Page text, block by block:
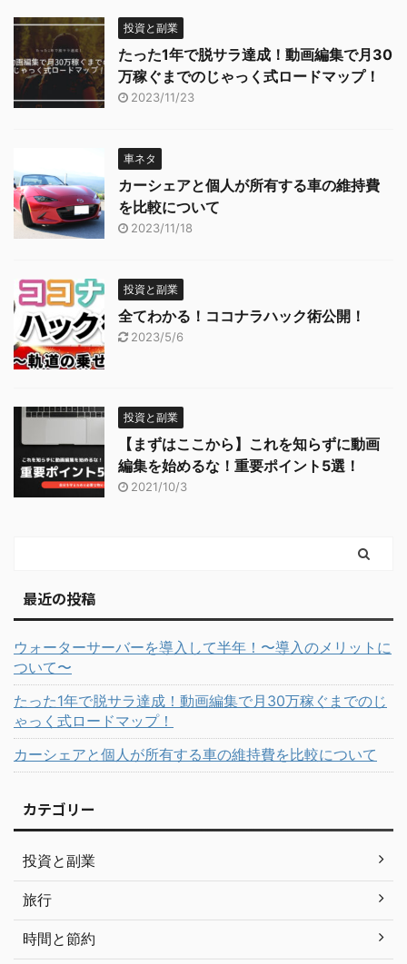
投資と副業
たった1年で脱サラ達成！動画編集で月30
万稼ぐまでのじゃっく式ロードマップ！
2023/11/23
車ネタ
カーシェアと個人が所有する車の維持費
を比較について
2023/11/18
投資と副業
全てわかる！ココナラハック術公開！
2023/5/6
投資と副業
【まずはここから】これを知らずに動画
編集を始めるな！重要ポイント5選！
2021/10/3
最近の投稿
ウォーターサーバーを導入して半年！〜導入のメリットに
ついて〜
たった1年で脱サラ達成！動画編集で月30万稼ぐまでのじ
ゃっく式ロードマップ！
カーシェアと個人が所有する車の維持費を比較について
カテゴリー
投資と副業
旅行
時間と節約